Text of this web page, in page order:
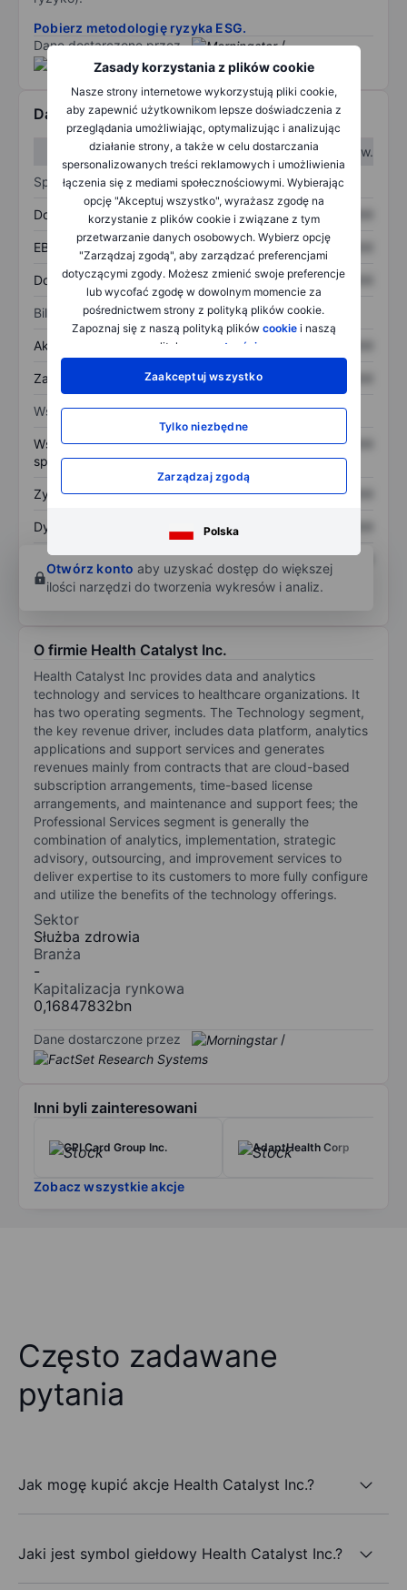
Zasady korzystania z plików cookie
Nasze strony internetowe wykorzystują pliki cookie,
aby zapewnić użytkownikom lepsze doświadczenia z
przeglądania umożliwiając, optymalizując i analizując
działanie strony, a także w celu dostarczania
spersonalizowanych treści reklamowych i umożliwienia
łączenia się z mediami społecznościowymi. Wybierając
opcję "Akceptuj wszystko", wyrażasz zgodę na
korzystanie z plików cookie i związane z tym
przetwarzanie danych osobowych. Wybierz opcję
"Zarządzaj zgodą", aby zarządzać preferencjami
dotyczącymi zgody. Możesz zmienić swoje preferencje
lub wycofać zgodę w dowolnym momencie za
pośrednictwem strony z polityką plików cookie.
Zapoznaj się z naszą polityką plików cookiei naszą
polityką
prywatności
Zaakceptuj wszystko
Tylko niezbędne
Zarządzaj zgodą
Polska
Pobierz metodologię ryzyka ESG.
Dane dostarczone przez
/
Dane finansowe
W I kw.
W II kw.
Sprawozdanie z zysków
Dochód XXXXXXX XXXXXXX
EBITDA XXXXXXX XXXXXXX
Dochód netto XXXXXXX XXXXXXX
Bilans
Aktywa ogółem XXXXXXX
Zadłużenie ogółem XXXXXXX
Wskaźniki
Współczynnik cena do
sprzedaży
XXXXXXX XXXXXXX
Zysk na akcję XXXXXXX XXXXXXX
Dywidenda na akcję XXXXXXX
Zwrot z kapitału
własnego
XXXXXXX XXXXXXX
Otwórz konto aby uzyskać dostęp do większej
ilości narzędzi do tworzenia wykresów i analiz.
O firmie Health Catalyst Inc.
Health Catalyst Inc provides data and analytics
technology and services to healthcare organizations. It
has two operating segments. The Technology segment,
the key revenue driver, includes data platform, analytics
applications and support services and generates
revenues mainly from contracts that are cloud-based
subscription arrangements, time-based license
arrangements, and maintenance and support fees; the
Professional Services segment is generally the
combination of analytics, implementation, strategic
advisory, outsourcing, and improvement services to
deliver expertise to its customers to more fully configure
and utilize the benefits of the technology offerings.
Sektor
Służba zdrowia
Branża
-
Kapitalizacja rynkowa
0,16847832bn
Dane dostarczone przez /
Inni byli zainteresowani
CPI Card Group Inc. AdaptHealth Corp
Zobacz wszystkie akcje
Często zadawane
pytania
Jak mogę kupić akcje Health Catalyst Inc.?
Jaki jest symbol giełdowy Health Catalyst Inc.?